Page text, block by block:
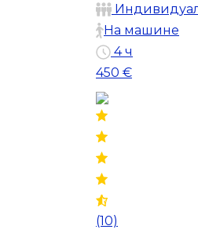
На машине
4 ч
450 €
(10)